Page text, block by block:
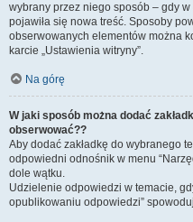
wybrany przez niego sposób – gdy
pojawiła się nowa treść. Sposoby
obserwowanych elementów można
karcie „Ustawienia witryny”.
Na górę
W jaki sposób można dodać
obserwować??
Aby dodać zakładkę do wybranego
odpowiedni odnośnik w menu
dole wątku.
Udzielenie odpowiedzi w temacie,
opublikowaniu odpowiedzi”